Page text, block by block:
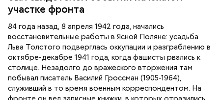
участке фронта
84 года назад, 8 апреля 1942 года, начались
восстановительные работы в Ясной Поляне: усадьба
Льва Толстого подверглась оккупации и разграблению в
октябре-декабре 1941 года, когда фашисты рвались к
столице. Незадолго до вражеского вторжения там
побывал писатель Василий Гроссман (1905-1964),
служивший в то время военным корреспондентом. На